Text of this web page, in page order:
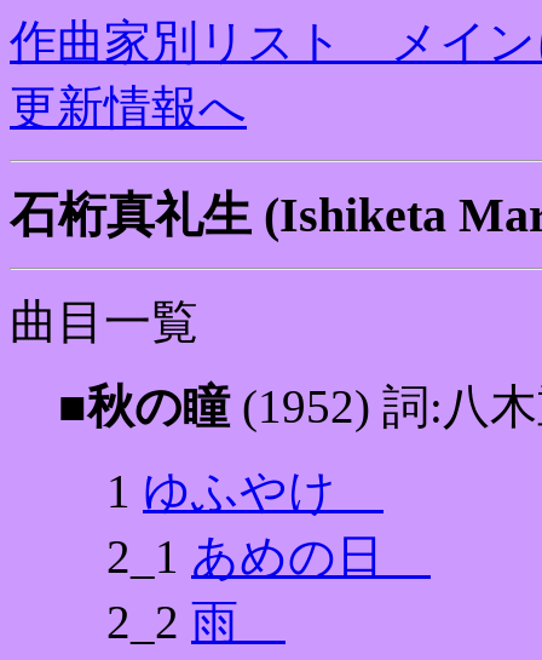
作曲家別リスト メイン
更新情報へ
石桁真礼生 (Ishiketa
曲目一覧
■秋の瞳 (1952) 詞:八
1 ゆふやけ
2_1 あめの日
2_2 雨